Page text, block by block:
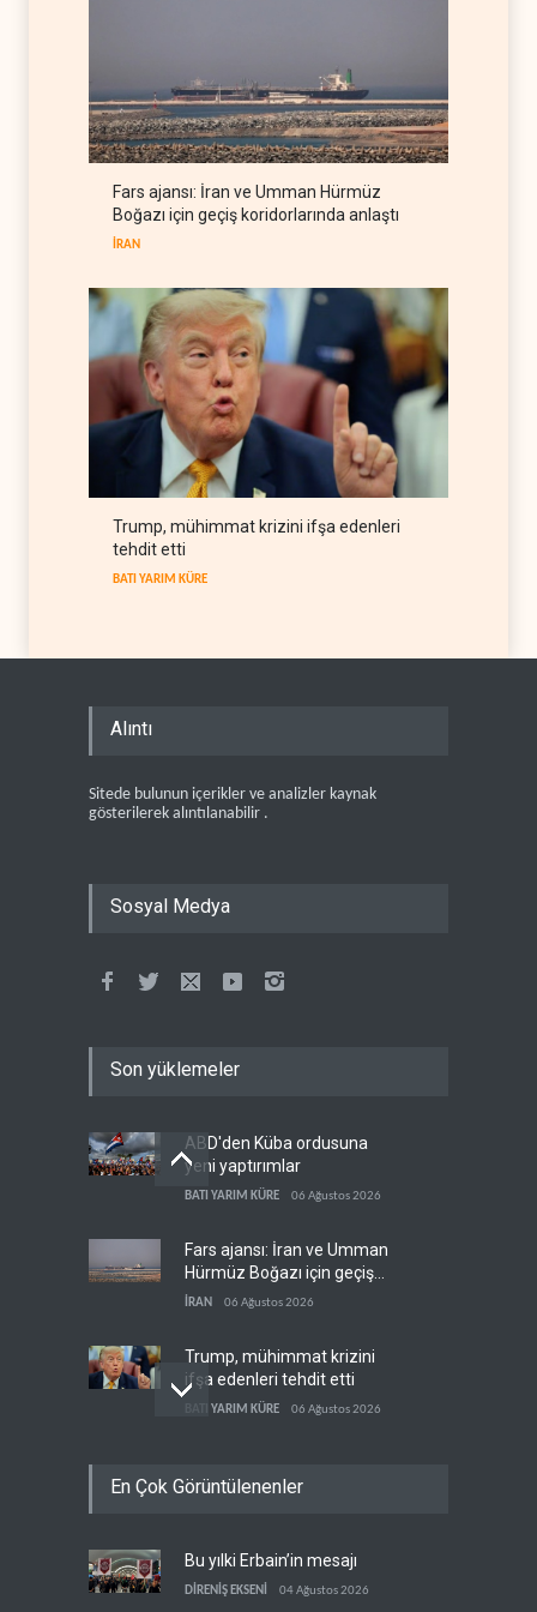
Colani, Hizbullah ile silah
bırakma diyaloğu için kanal
arıyor
LÜBNAN 06 Ağustos 2026
BM yetkilisinden İsrail'e gizli
belge akışı
Fars ajansı: İran ve Umman Hürmüz
Boğazı için geçiş koridorlarında anlaştı
İRAN
Trump, mühimmat krizini ifşa edenleri
tehdit etti
BATI YARIM KÜRE
Alıntı
Sitede bulunun içerikler ve analizler kaynak
gösterilerek alıntılanabilir .
Sosyal Medya
Son yüklemeler
ABD'den Küba ordusuna
yeni yaptırımlar
BATI YARIM KÜRE 06 Ağustos 2026
Fars ajansı: İran ve Umman
Hürmüz Boğazı için geçiş
koridorlarında anlaştı
İRAN 06 Ağustos 2026
Trump, mühimmat krizini
ifşa edenleri tehdit etti
BATI YARIM KÜRE 06 Ağustos 2026
Şeria'da işgalci
İsrail, beyin göçünde rekora
koşuyor
En Çok Görüntülenenler
Bu yılki Erbain’in mesajı
DİRENİŞ EKSENİ 04 Ağustos 2026